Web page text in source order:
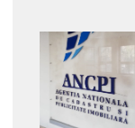
Adaugă
aici textul
pentru
subtitlu